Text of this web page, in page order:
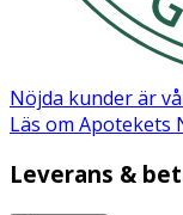
Nöjda kunder är
Läs om Apotekets
Leverans &